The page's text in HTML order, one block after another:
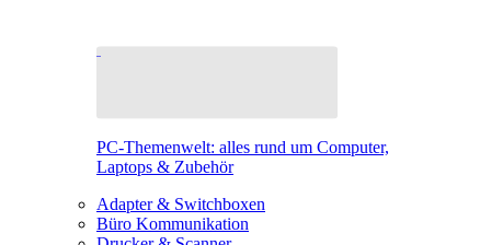
PC-Themenwelt: alles rund um Computer,
Laptops & Zubehör
Adapter & Switchboxen
Büro Kommunikation